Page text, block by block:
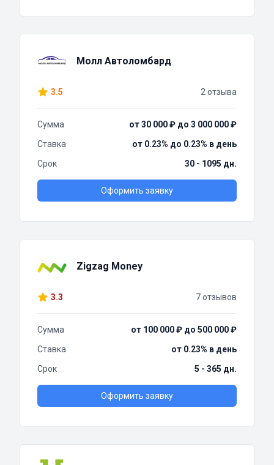
Молл Автоломбард
3.5 2 отзыва
Сумма
от 30 000 ₽ до 3 000 000 ₽
Ставка
от 0.23% до 0.23% в день
Срок
30 - 1095 дн.
Оформить заявку
Zigzag Money
3.3 7 отзывов
Сумма
от 100 000 ₽ до 500 000 ₽
Ставка
от 0.23% в день
Срок
5 - 365 дн.
Оформить заявку